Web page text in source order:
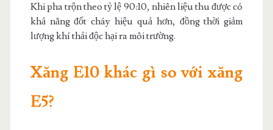
Khi pha trộn theo tỷ lệ 90:10, nhiên liệu thu được có
khả năng đốt cháy hiệu quả hơn, đồng thời giảm
lượng khí thải độc hại ra môi trường.
Xăng E10 khác gì so với xăng
E5?